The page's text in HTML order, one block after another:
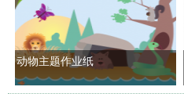
动物主题作业纸